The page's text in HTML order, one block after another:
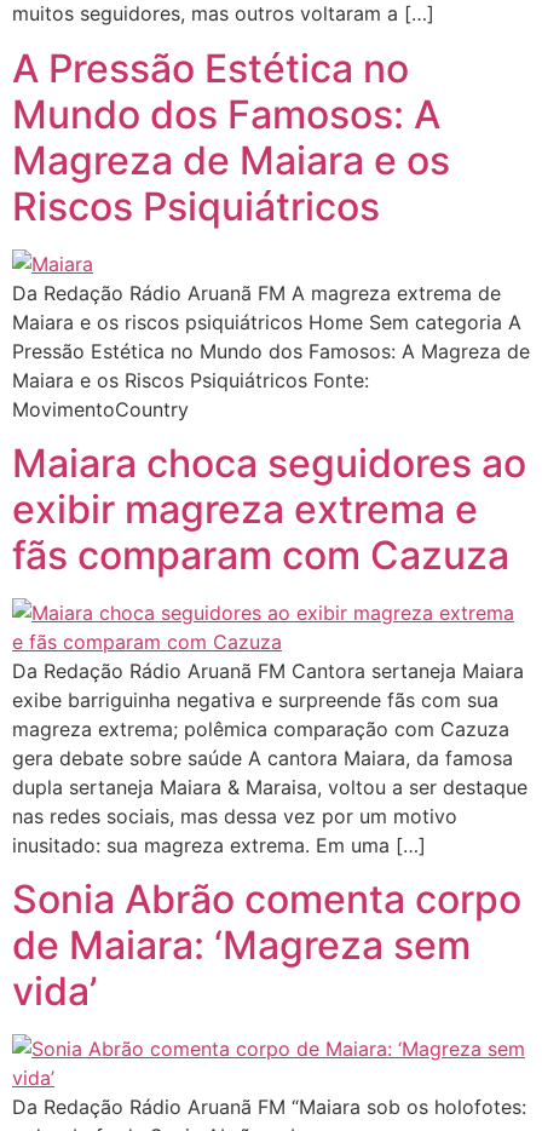
muitos seguidores, mas outros voltaram a […]
A Pressão Estética no
Mundo dos Famosos: A
Magreza de Maiara e os
Riscos Psiquiátricos
Da Redação Rádio Aruanã FM A magreza extrema de
Maiara e os riscos psiquiátricos Home Sem categoria A
Pressão Estética no Mundo dos Famosos: A Magreza de
Maiara e os Riscos Psiquiátricos Fonte:
MovimentoCountry
Maiara choca seguidores ao
exibir magreza extrema e
fãs comparam com Cazuza
Da Redação Rádio Aruanã FM Cantora sertaneja Maiara
exibe barriguinha negativa e surpreende fãs com sua
magreza extrema; polêmica comparação com Cazuza
gera debate sobre saúde A cantora Maiara, da famosa
dupla sertaneja Maiara & Maraisa, voltou a ser destaque
nas redes sociais, mas dessa vez por um motivo
inusitado: sua magreza extrema. Em uma […]
Sonia Abrão comenta corpo
de Maiara: ‘Magreza sem
vida’
Da Redação Rádio Aruanã FM “Maiara sob os holofotes: